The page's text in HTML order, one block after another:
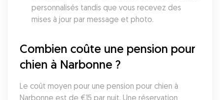
personnalisés tandis que vous recevez des
mises à jour par message et photo.
Combien coûte une pension pour
chien à Narbonne ?
Le coût moyen pour une pension pour chien à
Narbonne est de €15 par nuit. Une réservation